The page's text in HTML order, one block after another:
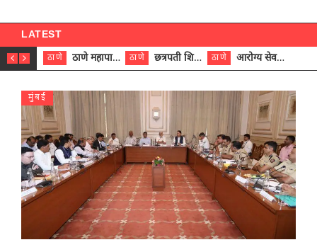
LATEST
ठाणे ठाणे महापालिकेच्या नऊ प्रभाग समित्यांवर अध्यक्ष विराजमान ठाणे छत्रपती शिवाजी महाराज रुग्णालयात दुर्मिळ ट्युमरची यशस्वी शस्त्रक्रिया ठाणे आरोग्य सेवक (पुरुष) पदावरून ११ कर्मचाऱ्यांना आरोग्य सहाय्यक (पुरुष) पदावर पदोन्नती; मुख्य कार्यकारी अधिकारी रणजित यादव यांच्या हस्ते आदेश वितरण
मुंबई